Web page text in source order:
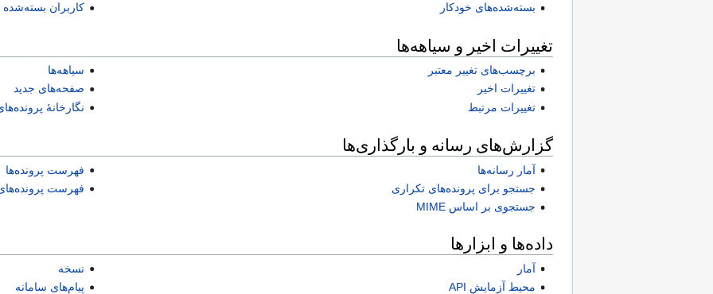
بسته‌شده‌های خودکار
کاربران بسته‌شده
تغییرات اخیر و سیاهه‌ها
برچسب‌های تغییر معتبر
تغییرات اخیر
تغییرات مرتبط
سیاهه‌ها
صفحه‌های جدید
نگارخانهٔ
گزارش‌های رسانه و بارگذاری‌ها
آمار رسانه‌ها
جستجو برای پرونده‌های تکراری
جستجوی بر اساس MIME
فهرست پرونده‌ها
فهرست
داده‌ها و ابزارها
آمار
محیط آزمایش API
نسخه
پیام‌های سامانه